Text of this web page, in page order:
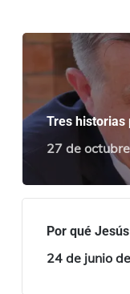
Tres historias
27 de
Por qué
24 de junio